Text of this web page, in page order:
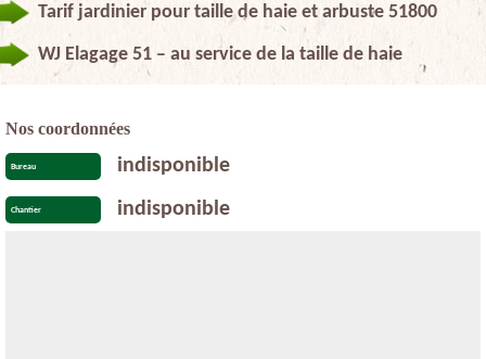
Tarif jardinier pour taille de haie et arbuste 51800
WJ Elagage 51 – au service de la taille de haie
Nos coordonnées
Bureau indisponible
Chantier indisponible